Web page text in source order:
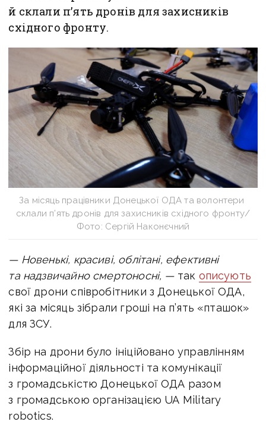
й склали п’ять дронів для захисників
східного фронту.
За місяць працівники Донецької ОДА та волонтери
склали п’ять дронів для захисників східного фронту/
Фото: Сергій Наконєчний
— Новенькі, красиві, облітані, ефективні
та надзвичайно смертоносні, —так описують
свої дрони співробітники з Донецької ОДА,
які за місяць зібрали гроші на п’ять «пташок»
для ЗСУ.
Збір на дрони було ініційовано управлінням
інформаційної діяльності та комунікації
з громадськістю Донецької ОДА разом
з громадською організацією UA Military
robotics.